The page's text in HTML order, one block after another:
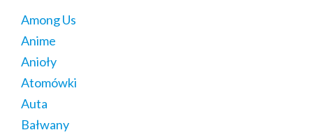
Among Us
Anime
Anioły
Atomówki
Auta
Bałwany